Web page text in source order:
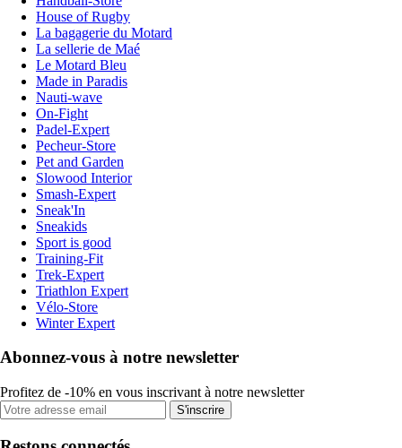
House of Rugby
La bagagerie du Motard
La sellerie de Maé
Le Motard Bleu
Made in Paradis
Nauti-wave
On-Fight
Padel-Expert
Pecheur-Store
Pet and Garden
Slowood Interior
Smash-Expert
Sneak'In
Sneakids
Sport is good
Training-Fit
Trek-Expert
Triathlon Expert
Vélo-Store
Winter Expert
Abonnez-vous à notre newsletter
Profitez de -10% en vous inscrivant à notre newsletter
S'inscrire